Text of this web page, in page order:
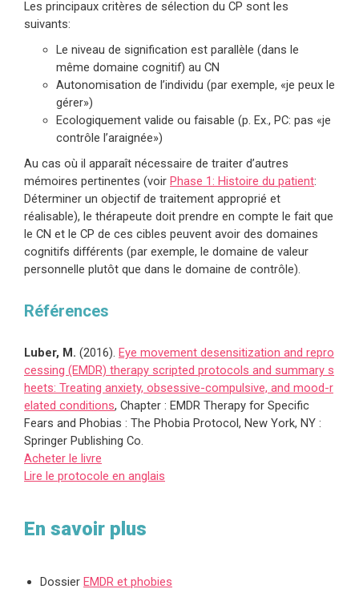
Les principaux critères de sélection du CP sont les
suivants:
Le niveau de signification est parallèle (dans le
même domaine cognitif) au CN
Autonomisation de l’individu (par exemple, «je peux le
gérer»)
Ecologiquement valide ou faisable (p. Ex., PC: pas «je
contrôle l’araignée»)
Au cas où il apparaît nécessaire de traiter d’autres
mémoires pertinentes (voir Phase 1: Histoire du patient:
Déterminer un objectif de traitement approprié et
réalisable), le thérapeute doit prendre en compte le fait que
le CN et le CP de ces cibles peuvent avoir des domaines
cognitifs différents (par exemple, le domaine de valeur
personnelle plutôt que dans le domaine de contrôle).
Références
Luber, M. (2016). Eye movement desensitization and repro
cessing (EMDR) therapy scripted protocols and summary s
heets: Treating anxiety, obsessive-compulsive, and mood-r
elated conditions, Chapter : EMDR Therapy for Specific
Fears and Phobias : The Phobia Protocol, New York, NY :
Springer Publishing Co.
Acheter le livre
Lire le protocole en anglais
En savoir plus
Dossier EMDR et phobies